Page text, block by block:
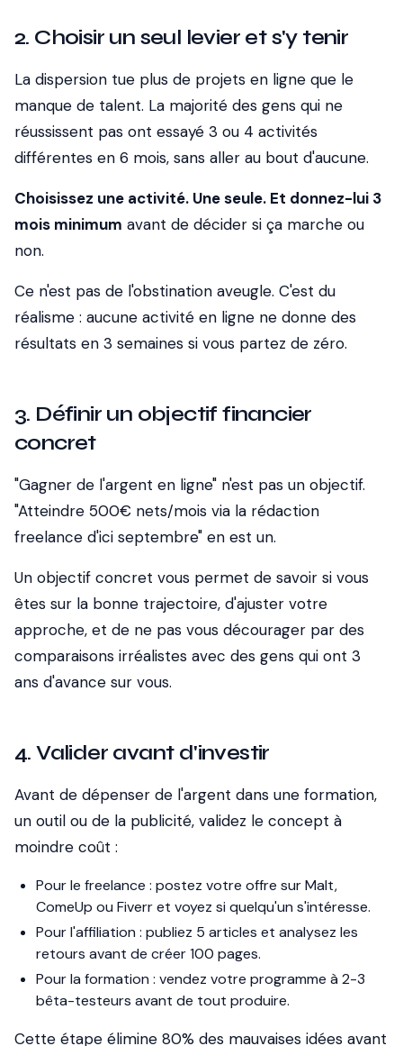
2. Choisir un seul levier et s'y tenir
La dispersion tue plus de projets en ligne que le
manque de talent. La majorité des gens qui ne
réussissent pas ont essayé 3 ou 4 activités
différentes en 6 mois, sans aller au bout d'aucune.
Choisissez une activité. Une seule. Et donnez-lui 3
mois minimum avant de décider si ça marche ou
non.
Ce n'est pas de l'obstination aveugle. C'est du
réalisme : aucune activité en ligne ne donne des
résultats en 3 semaines si vous partez de zéro.
3. Définir un objectif financier
concret
"Gagner de l'argent en ligne" n'est pas un objectif.
"Atteindre 500€ nets/mois via la rédaction
freelance d'ici septembre" en est un.
Un objectif concret vous permet de savoir si vous
êtes sur la bonne trajectoire, d'ajuster votre
approche, et de ne pas vous décourager par des
comparaisons irréalistes avec des gens qui ont 3
ans d'avance sur vous.
4. Valider avant d'investir
Avant de dépenser de l'argent dans une formation,
un outil ou de la publicité, validez le concept à
moindre coût :
Pour le freelance : postez votre offre sur Malt,
ComeUp ou Fiverr et voyez si quelqu'un s'intéresse.
Pour l'affiliation : publiez 5 articles et analysez les
retours avant de créer 100 pages.
Pour la formation : vendez votre programme à 2-3
bêta-testeurs avant de tout produire.
Cette étape élimine 80% des mauvaises idées avant